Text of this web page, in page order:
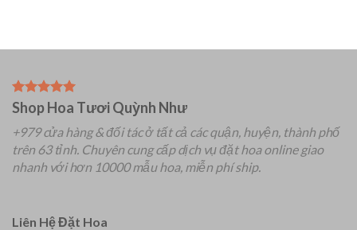
Shop Hoa Tươi Quỳnh Như
+979 cửa hàng & đối tác ở tất cả các quận, huyện, thành phố
trên 63 tỉnh. Chuyên cung cấp dịch vụ đặt hoa online giao
nhanh với hơn 10000 mẫu hoa, miễn phí ship.
Liên Hệ Đặt Hoa